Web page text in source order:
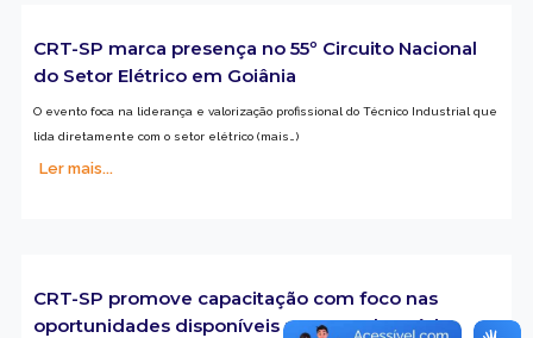
CRT-SP marca presença no 55º Circuito Nacional
do Setor Elétrico em Goiânia
O evento foca na liderança e valorização profissional do Técnico Industrial que
lida diretamente com o setor elétrico (mais…)
Ler mais...
CRT-SP promove capacitação com foco nas
oportunidades disponíveis no setor da saúde